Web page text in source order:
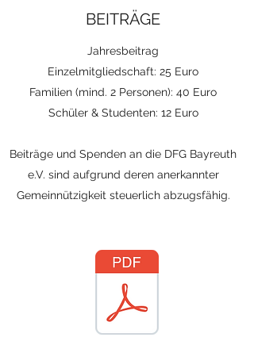
BEITRÄGE
Jahresbeitrag
Einzelmitgliedschaft: 25 Euro
Familien (mind. 2 Personen): 40 Euro
Schüler & Studenten: 12 Euro
Beiträge und Spenden an die DFG Bayreuth
e.V. sind aufgrund deren anerkannter
Gemeinnützigkeit steuerlich abzugsfähig.